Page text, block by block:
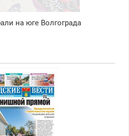
на юге Волгограда